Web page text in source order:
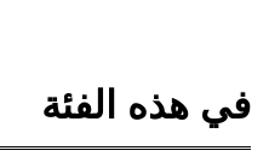
في هذه الفئة